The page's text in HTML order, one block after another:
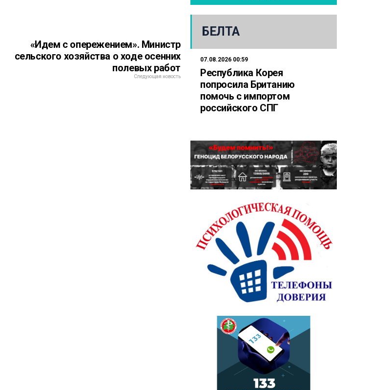
«Идем с опережением». Министр
сельского хозяйства о ходе осенних
полевых работ
Следующая новость
БЕЛТА
07.08.2026 00:59
Республика Корея
попросила Британию
помочь с импортом
российского СПГ